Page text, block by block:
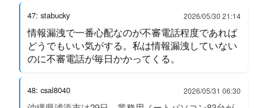
47: stabucky 2026/05/30 21:14
情報漏洩で一番心配なのが不審電話程度であれば
どうでもいい気がする。私は情報漏洩していない
のに不審電話が毎日かかってくる。
48: csal8040 2026/05/31 06:30